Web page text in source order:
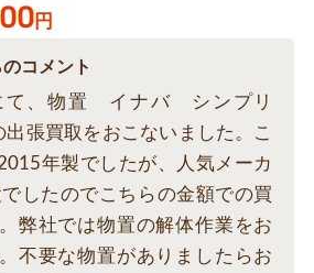
円
コメント
て、物置 イナバ シンプリ
張買取をおこないました。こ
年製でしたが、人気メーカ
したのでこちらの金額での買
弊社では物置の解体作業をお
不要な物置がありましたらお